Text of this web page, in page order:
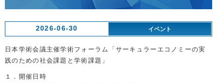
2026-06-30 イベント
日本学術会議主催学術フォーラム「サーキュラーエコノミーの実
践のための社会課題と学術課題」
１．開催日時